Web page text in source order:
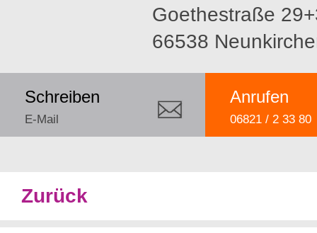
Goethestraße
66538
Anrufen
06821 / 2 33 80
Schreiben
E-Mail
Zurück